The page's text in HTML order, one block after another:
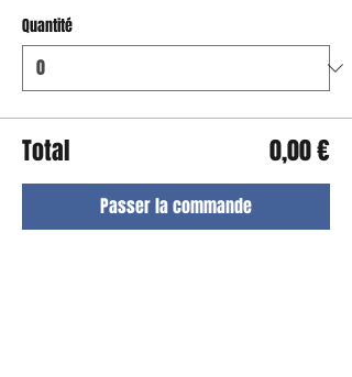
Quantité
Total 0,00 €
Passer la commande